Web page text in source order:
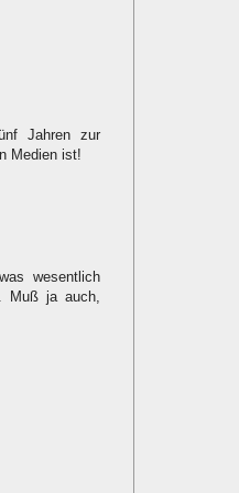
Jahren zur
Medien ist!
wesentlich
Muß ja auch,